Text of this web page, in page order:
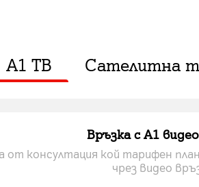
А1 ТВ Сателитна
Връзка с A1
от консултация кой тарифен
чрез видео